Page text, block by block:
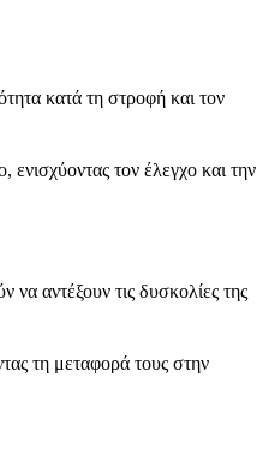
κατά τη στροφή και τον
τον έλεγχο και την
αντέξουν τις δυσκολίες της
τη μεταφορά τους στην